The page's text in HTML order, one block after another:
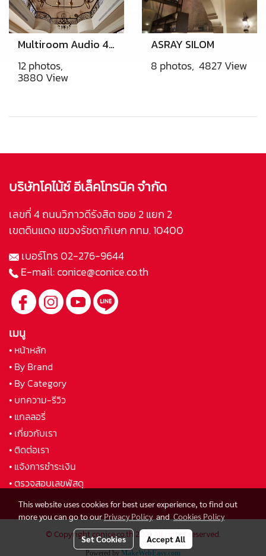
Multiroom Audio 4 Zone/4source @Toscana Khaoyai
12 photos,
3880 View
ASRAY SILOM
8 photos, 4827 View
บริษัทโคไน้ซ์ อีเล็คโทรนิค จำกัด
เลขที่ 4 ถนนวิภาวดีรังสิต ซอย 2 แยก 2
เขตดินแดง แขวงรัชดาภิเษก กทม. 10400
เบอร์โทร02-276-9644
E-mail:conice@conice.co.th
เมนู
• หน้าหลัก
• By Brand
• By Category
• บทความ-รีวิว
• แกลลอรี่
• เกี่ยวกับเรา
• ติดต่อเรา
• แจ้งการชำระเงิน
• ตรวจสอบเลขพัสดุ
© Copyright conice.co.th 2021 All rights reserved.
Powered by MakeWebEasy.com
This website uses cookies for best user experience, to find out
more you can go to our Privacy Policyand Cookies Policy
Set Cookies Accept All